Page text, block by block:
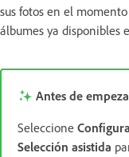
sus fotos en el
álbumes ya disponibles
Antes de
Seleccione
Selección asistida